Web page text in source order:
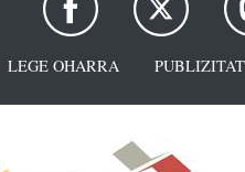
LEGE OHARRA